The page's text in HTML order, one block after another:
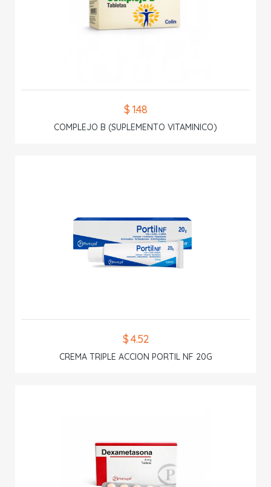
$ 1.48
COMPLEJO B (SUPLEMENTO VITAMINICO)
$ 4.52
CREMA TRIPLE ACCION PORTIL NF 20G